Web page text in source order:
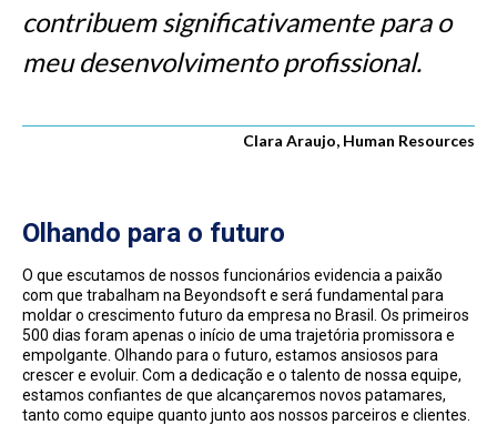
contribuem significativamente para o
meu desenvolvimento profissional.
Clara Araujo, Human Resources
Olhando para o futuro
O que escutamos de nossos funcionários evidencia a paixão
com que trabalham na Beyondsoft e será fundamental para
moldar o crescimento futuro da empresa no Brasil. Os primeiros
500 dias foram apenas o início de uma trajetória promissora e
empolgante. Olhando para o futuro, estamos ansiosos para
crescer e evoluir. Com a dedicação e o talento de nossa equipe,
estamos confiantes de que alcançaremos novos patamares,
tanto como equipe quanto junto aos nossos parceiros e clientes.